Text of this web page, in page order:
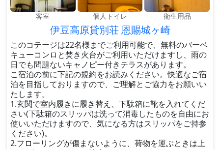
客室 個人トイレ 衛生用品
伊豆高原貸別荘 恩賜城ヶ崎
このコテージは22名様までご利用可能で、無料のバーベ
キューコンロと焚き火台がご利用いただけますし、雨の
日でも問題ないキャノピー付きテラスがあります。
こ宿泊の前に下記の規約をお読みください。快適なご宿
泊を目指しておりますので、ご理解とご協力をお願いい
たします。
1.玄関で室内履きに履き替え、下駄箱に靴を入れてくだ
さい(下駄箱のスリッパは洗って消毒したものを自由にお
使いいただけますので、気になる方はスリッパをご持参
ください)。
2.フローリングが傷まないように、荷物を運ぶときは上